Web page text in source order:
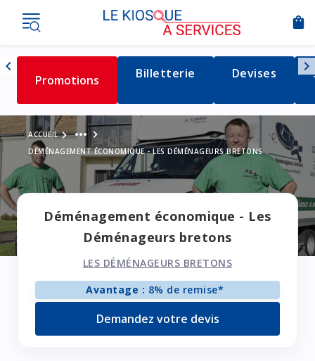
shopping_bag
chevron_left
Naviguer vers la gauche
Détail de la catégorie
Promotions Détail de la catégorie
Billetterie Détail de la
Devises chevron_right
ACCUEIL Voir le fil d'Ariane
more_horiz
DÉMÉNAGEMENT ÉCONOMIQUE - LES DÉMÉNAGEURS BRETONS
Déménagement économique - Les
Déménageurs bretons
LES DÉMÉNAGEURS BRETONS
Avantage : 8% de remise*
Demandez votre devis